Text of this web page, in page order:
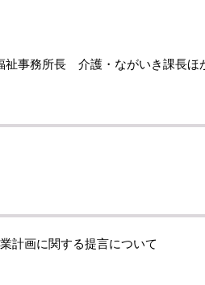
事務所長 介護・ながいき課長ほ
計画に関する提言について